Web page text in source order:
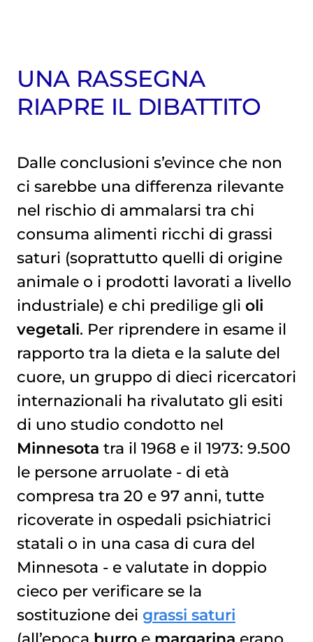
UNA RASSEGNA
RIAPRE IL DIBATTITO
Dalle conclusioni s’evince che non
ci sarebbe una differenza rilevante
nel rischio di ammalarsi tra chi
consuma alimenti ricchi di grassi
saturi (soprattutto quelli di origine
animale o i prodotti lavorati a livello
industriale) e chi predilige gli oli
vegetali. Per riprendere in esame il
rapporto tra la dieta e la salute del
cuore, un gruppo di dieci ricercatori
internazionali ha rivalutato gli esiti
di uno studio condotto nel
Minnesota tra il 1968 e il 1973: 9.500
le persone arruolate - di età
compresa tra 20 e 97 anni, tutte
ricoverate in ospedali psichiatrici
statali o in una casa di cura del
Minnesota - e valutate in doppio
cieco per verificare se la
sostituzione dei grassi saturi